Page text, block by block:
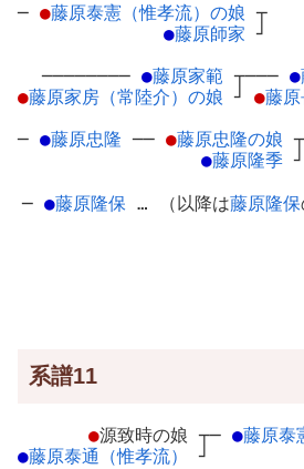
─ ●藤原泰憲（惟孝流）の娘 ┬
●藤原師家 ┘
──────── ●藤原家範 ┬
●藤原家房（常陸介）の娘 ┘
─── ●
●藤
─ ●藤原忠隆 ── ●藤原忠隆の娘 ┬
●藤原隆季 ┘
─ ●藤原隆保 … （以降は藤原隆保
系譜11
●源致時の娘 ┬
●藤原泰通（惟孝流） ┘
─ ●藤原泰